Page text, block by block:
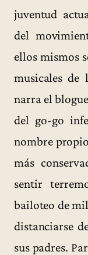
juventud
del
ellos mismos
musicales de
narra el
del go-go
nombre
más
sentir
bailoteo de
distanciarse
sus padres.